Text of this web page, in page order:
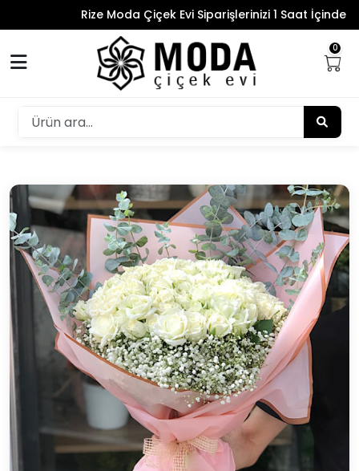
Rize Moda Çiçek Evi Siparişlerinizi 1 Saat İçinde
0